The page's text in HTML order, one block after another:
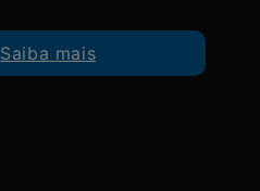
Saiba mais